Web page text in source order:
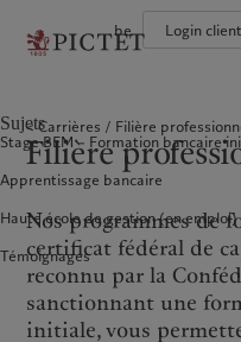
be Login client
Les associés du Groupe
Nos notations d'entreprise
Diversité, équité et inclusion
Carrières
Collection Pictet
Campus Pictet de Rochemont
Investisseurs institutionnels
Alternative investments
Markets
Beyond markets
Rapport de durabilité
Plan d’action climatique
Principes d’investissement en
Gouvernance de la durabilité
Fondation du Groupe Pictet
Amérique du Nord
Bahamas
Canada (en) |Canada (fr)
United States
Notre Groupe
Le groupe Pictet
Les associés du Groupe
Nos notations d'entreprise
Diversité, équité et inclusion
Sujets
Stage BEM – Formation bancaire
Apprentissage bancaire
Haute école de gestion (en emploi)
Témoignages
Carrières Filière
Filière
Nos programmes de
certificat fédéral de
reconnu par la
sanctionnant une
initiale, vous